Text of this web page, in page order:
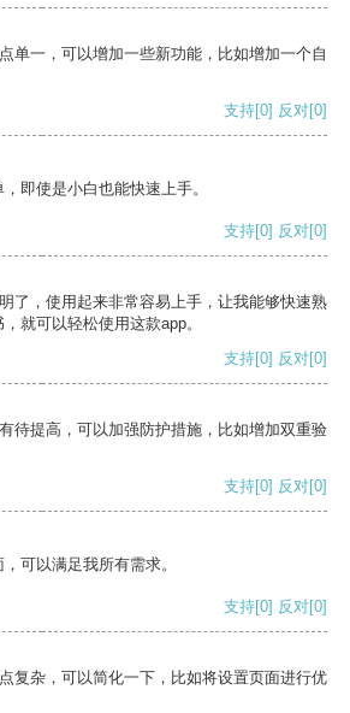
单一，可以增加一些新功能，比如增加一个自
支持[0] 反对[0]
即使是小白也能快速上手。
支持[0] 反对[0]
了，使用起来非常容易上手，让我能够快速熟
就可以轻松使用这款app。
支持[0] 反对[0]
待提高，可以加强防护措施，比如增加双重验
支持[0] 反对[0]
可以满足我所有需求。
支持[0] 反对[0]
复杂，可以简化一下，比如将设置页面进行优